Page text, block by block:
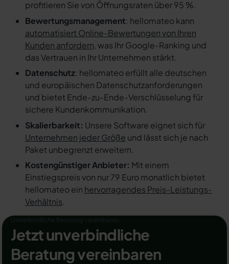
profitieren Sie von Öffnungsraten über 95 %.
Bewertungsmanagement: hellomateo kann
automatisiert Online-Bewertungen von Ihren
Kunden anfordern, was Ihr Google-Ranking und
das Vertrauen in Ihr Unternehmen stärkt.
Datenschutz: hellomateo erfüllt alle deutschen
und europäischen Datenschutzanforderungen
und bietet Ende-zu-Ende-Verschlüsselung für
sichere Kundenkommunikation.
Skalierbarkeit: Unsere Software eignet sich für
Unternehmen jeder Größe und lässt sich je nach
Paket unbegrenzt erweitern.
Kostengünstiger Anbieter: Mit einem
Einstiegspreis von nur 79 Euro monatlich bietet
hellomateo ein hervorragendes Preis-Leistungs-
Verhältnis.
Jetzt unverbindliche
Beratung vereinbaren